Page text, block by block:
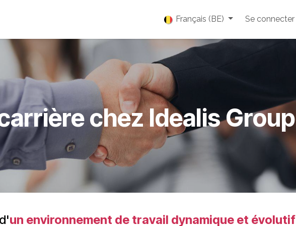
Français (BE) Se connecter
chezIdealis Group
un environnement de travail dynamique et évolutif